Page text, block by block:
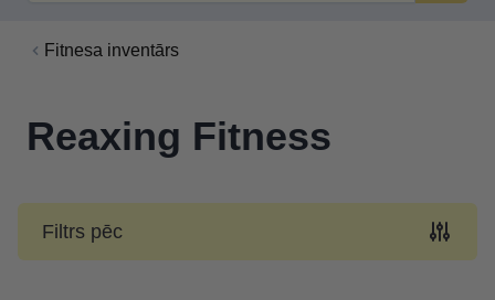
Fitnesa inventārs
Reaxing Fitness
Filtrs pēc